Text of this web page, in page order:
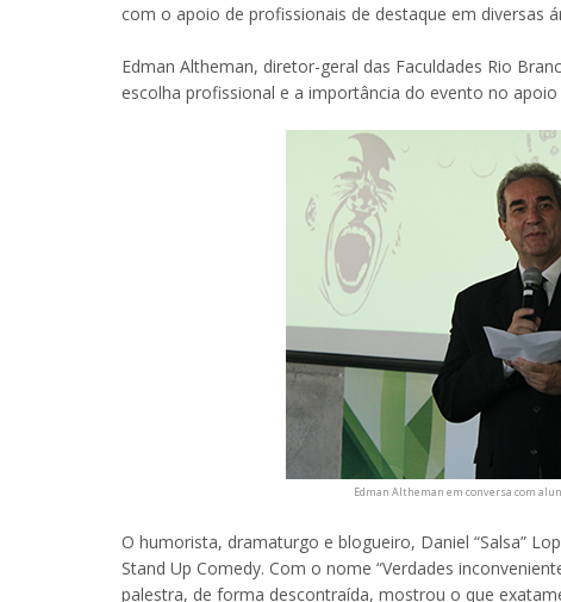
com o apoio de profissionais de destaque em diversas
Edman Altheman, diretor-geral das Faculdades Rio
escolha profissional e a importância do evento no
Edman Altheman em conversa com
O humorista, dramaturgo e blogueiro, Daniel “Salsa”
Stand Up Comedy. Com o nome “Verdades
palestra, de forma descontraída, mostrou o que